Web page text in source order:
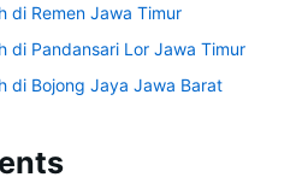
di Remen Jawa Timur
di Pandansari Lor Jawa Timur
di Bojong Jaya Jawa Barat